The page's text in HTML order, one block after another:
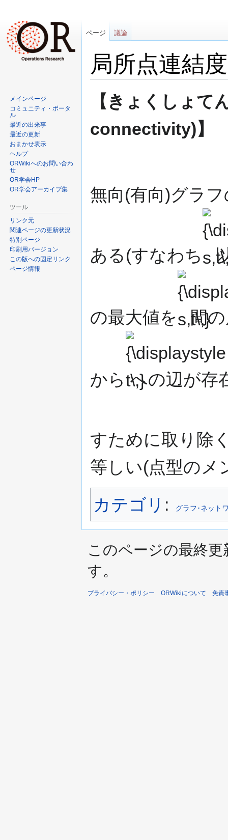
局所点連結度
ー
シ
動
移
動
【きょくしょ
connectivity)】
無向(有向)グラ
ある(すなわち
s,t\,}
の最大値を
{\displaystyle
s,t\,}
間
から
{\displaystyle
t\,}
への辺が存
すために取り除
等しい(点型のメ
カテゴリ : グラフ･ネット
ページ 議論
メインページ
コミュニティ・ポータ
ル
最近の出来事
最近の更新
おまかせ表示
ヘルプ
ORWikiへのお問い合わ
せ
OR学会HP
OR学会アーカイブ集
ツール
リンク元
関連ページの更新状況
特別ページ
印刷用バージョン
この版への固定リンク
ページ情報
このページの最終
す。
プライバシー・ポリシー ORWikiについて 免責